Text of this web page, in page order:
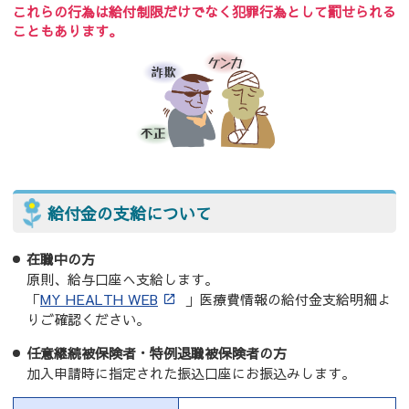
これらの行為は給付制限だけでなく犯罪行為として罰せられる
こともあります。
給付金の支給について
在職中の方
原則、給与口座へ支給します。
「MY HEALTH WEB
」医療費情報の給付金支給明細よ
りご確認ください。
任意継続被保険者・特例退職被保険者の方
加入申請時に指定された振込口座にお振込みします。